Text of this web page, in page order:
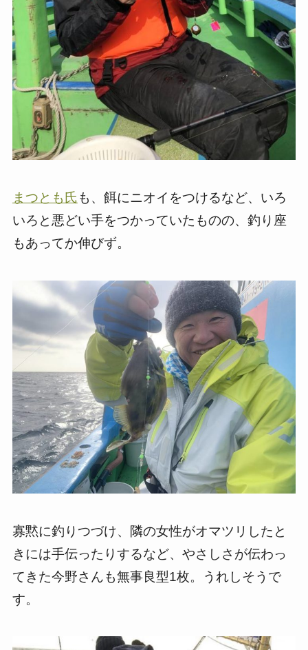
まつとも氏 も、餌にニオイをつけるなど、いろ
いろと悪どい手をつかっていたものの、釣り座
もあってか伸びず。
寡黙に釣りつづけ、隣の女性がオマツリしたと
きには手伝ったりするなど、やさしさが伝わっ
てきた今野さんも無事良型1枚。うれしそうで
す。